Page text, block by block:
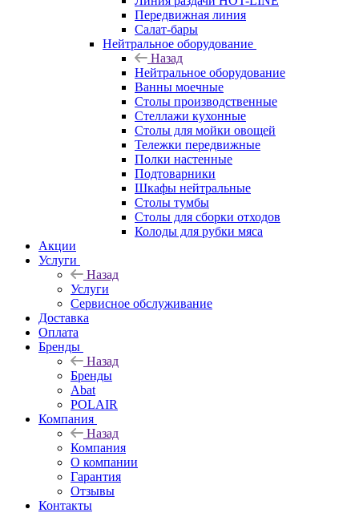
Передвижная линия
Салат-бары
Нейтральное оборудование
Назад
Нейтральное оборудование
Ванны моечные
Столы производственные
Стеллажи кухонные
Столы для мойки овощей
Тележки передвижные
Полки настенные
Подтоварники
Шкафы нейтральные
Столы тумбы
Столы для сборки отходов
Колоды для рубки мяса
Акции
Услуги
Назад
Услуги
Сервисное обслуживание
Доставка
Оплата
Бренды
Назад
Бренды
Abat
POLAIR
Компания
Назад
Компания
О компании
Гарантия
Отзывы
Контакты